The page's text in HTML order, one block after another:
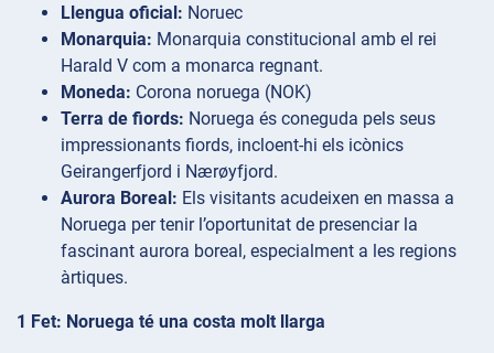
Llengua oficial: Noruec
Monarquia: Monarquia constitucional amb el rei
Harald V com a monarca regnant.
Moneda: Corona noruega (NOK)
Terra de fiords: Noruega és coneguda pels seus
impressionants fiords, incloent-hi els icònics
Geirangerfjord i Nærøyfjord.
Aurora Boreal: Els visitants acudeixen en massa a
Noruega per tenir l’oportunitat de presenciar la
fascinant aurora boreal, especialment a les regions
àrtiques.
1 Fet: Noruega té una costa molt llarga